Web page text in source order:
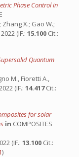
Phase Control in
X.; Gao W.;
2022 (IF.: 15.100 Cit.:
Quantum
M., Fioretti A.,
(IF.: 14.417Cit.:
for solar
in COMPOSITES
(IF.: 13.100 Cit.:
)